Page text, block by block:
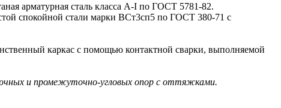
арматурная сталь класса A-I по ГОСТ 5781-82.
спокойной стали марки ВСт3сп5 по ГОСТ 380-71 с
каркас с помощью контактной сварки, выполняемой
и промежуточно-угловых опор с оттяжками.